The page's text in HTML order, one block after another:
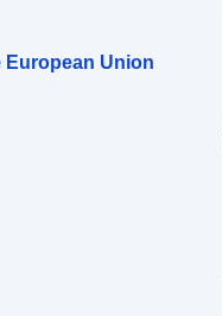
European Union